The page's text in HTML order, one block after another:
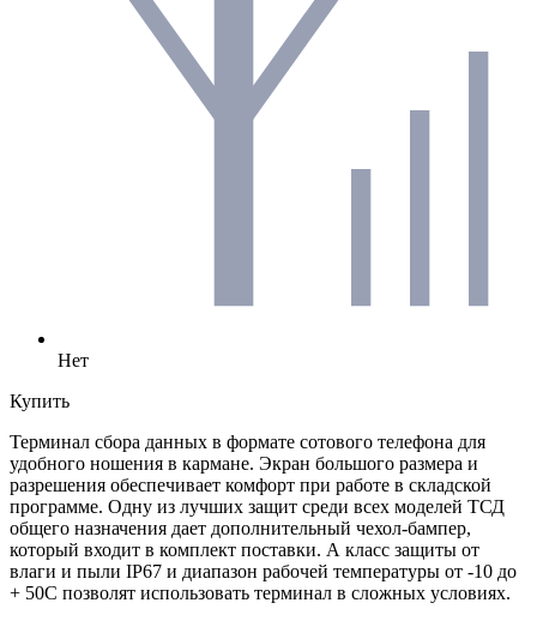
Нет
Купить
Терминал сбора данных в формате сотового телефона для
удобного ношения в кармане. Экран большого размера и
разрешения обеспечивает комфорт при работе в складской
программе. Одну из лучших защит среди всех моделей ТСД
общего назначения дает дополнительный чехол-бампер,
который входит в комплект поставки. А класс защиты от
влаги и пыли IP67 и диапазон рабочей температуры от -10 до
+ 50С позволят использовать терминал в сложных условиях.